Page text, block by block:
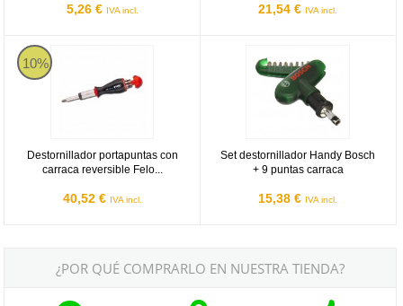
5,26 € IVA incl. 21,54 € IVA incl.
10%
Destornillador portapuntas con
carraca reversible Felo...
40,52 € IVA incl.
Destornillador portapuntas con carraca reversible Felo SERIE 374
Set destornillador Handy Bosch
+ 9 puntas carraca
15,38 € IVA incl.
¿POR QUÉ COMPRARLO EN NUESTRA TIENDA?